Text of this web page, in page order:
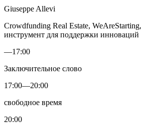
Giuseppe Allevi
Crowdfunding Real Estate,
инструмент для поддержки инноваций
—17:00
Заключительное слово
17:00—20:00
cвободное время
20:00